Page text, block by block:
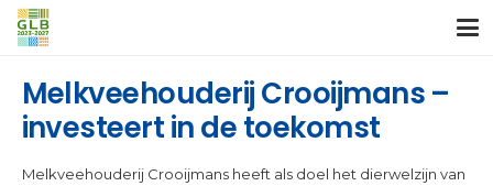
Melkveehouderij Crooijmans –
investeert in de toekomst
Melkveehouderij Crooijmans heeft als doel het dierwelzijn van